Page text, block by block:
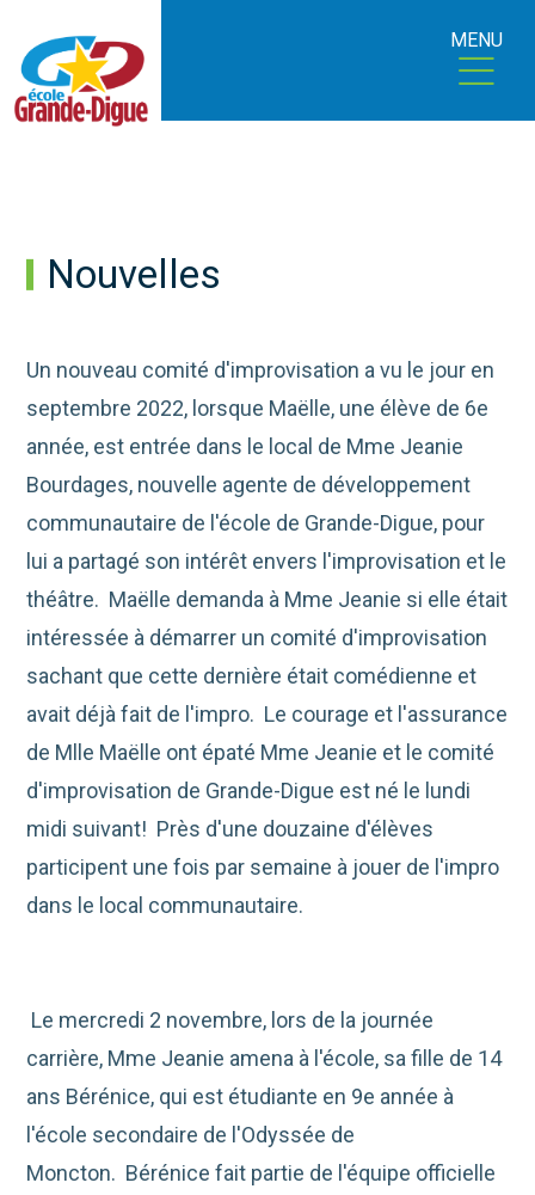
MENU
Nouvelles
Un nouveau comité d'improvisation a vu le jour en
septembre 2022, lorsque Maëlle, une élève de 6e
année, est entrée dans le local de Mme Jeanie
Bourdages, nouvelle agente de développement
communautaire de l'école de Grande-Digue, pour
lui a partagé son intérêt envers l'improvisation et le
théâtre. Maëlle demanda à Mme Jeanie si elle était
intéressée à démarrer un comité d'improvisation
sachant que cette dernière était comédienne et
avait déjà fait de l'impro. Le courage et l'assurance
de Mlle Maëlle ont épaté Mme Jeanie et le comité
d'improvisation de Grande-Digue est né le lundi
midi suivant! Près d'une douzaine d'élèves
participent une fois par semaine à jouer de l'impro
dans le local communautaire.
Le mercredi 2 novembre, lors de la journée
carrière, Mme Jeanie amena à l'école, sa fille de 14
ans Bérénice, qui est étudiante en 9e année à
l'école secondaire de l'Odyssée de
Moncton. Bérénice fait partie de l'équipe officielle